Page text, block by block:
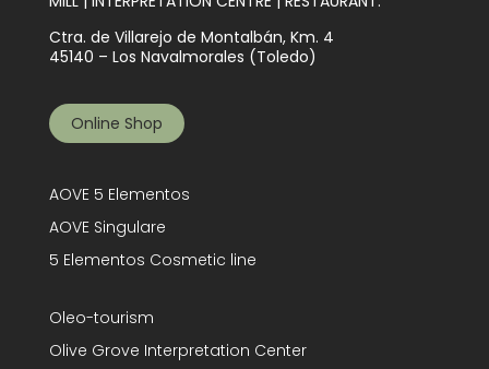
Ctra. de Villarejo de Montalbán, Km. 4
45140 – Los Navalmorales (Toledo)
Online Shop
AOVE 5 Elementos
AOVE Singulare
5 Elementos Cosmetic line
Oleo-tourism
Olive Grove Interpretation Center